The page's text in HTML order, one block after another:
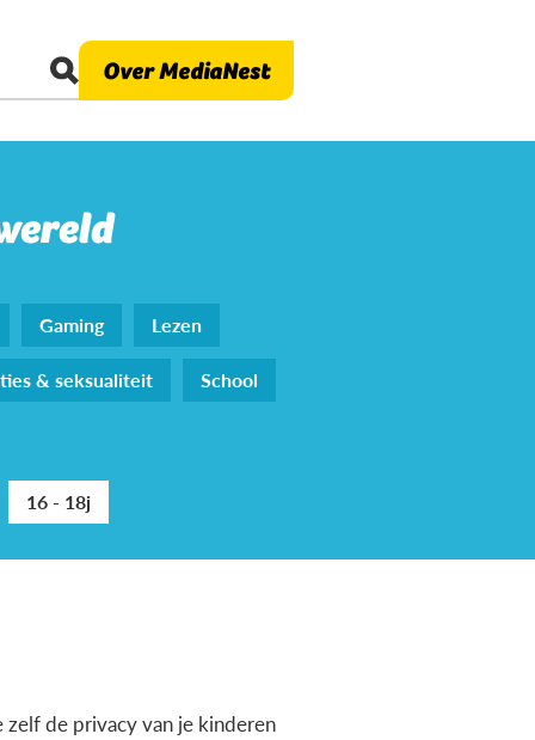
Over MediaNest
Gaming
Lezen
& seksualiteit
School
16 - 18j
de privacy van je kinderen